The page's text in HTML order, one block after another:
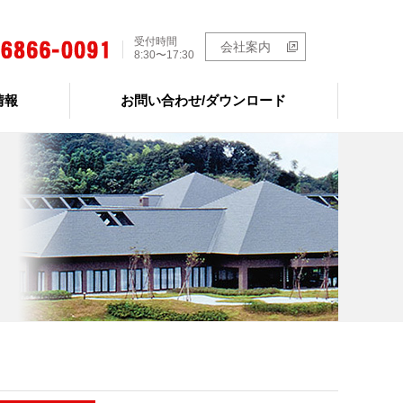
受付時間
8:30〜17:30
会社案内
報 お問い合わせ/ダウンロード